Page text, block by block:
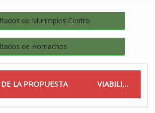
de Municipios Centro
de Hornachos
LA PROPUESTA VIABILIDAD